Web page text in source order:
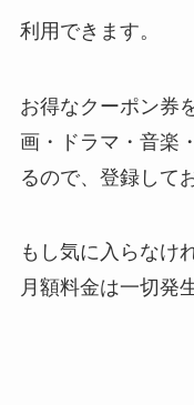
利用できます。
お得なクーポン券
画・ドラマ・音楽
るので、登録して
もし気に入らなけ
月額料金は一切発